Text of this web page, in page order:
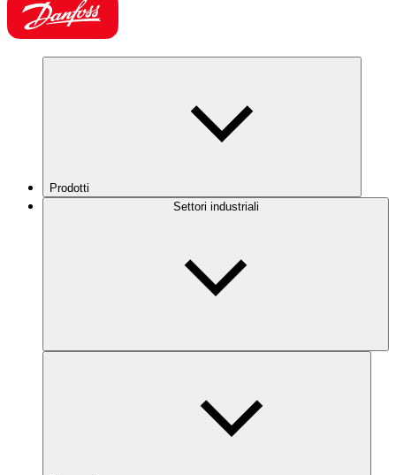
Prodotti
Settori industriali